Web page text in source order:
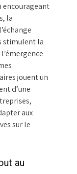
encourageant
la
stimulent la
jouent un
d’une
aux
sur le
au